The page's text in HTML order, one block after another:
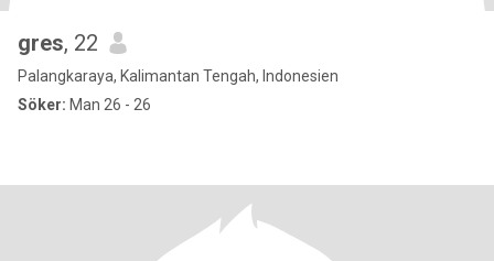
gres, 22
Palangkaraya, Kalimantan Tengah, Indonesien
Söker: Man 26 - 26